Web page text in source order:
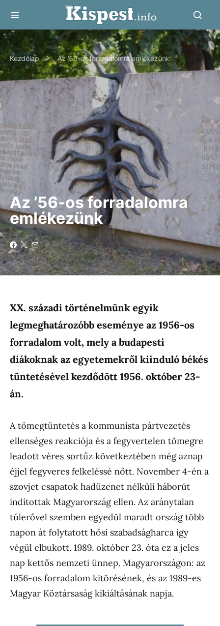
Kezdőlap Az ’56-os forradalomra emlékezünk
Az ’56-os forradalomra
emlékezünk
XX. századi történelmünk egyik
legmeghatározóbb eseménye az 1956-os
forradalom volt, mely a budapesti
diákoknak az egyetemekről kiinduló békés
tüntetésével kezdődött 1956. október 23-
án.
A tömegtüntetés a kommunista pártvezetés
ellenséges reakciója és a fegyvertelen tömegre
leadott véres sortűz következtében még aznap
éjjel fegyveres felkeléssé nőtt. November 4-én a
szovjet csapatok hadüzenet nélküli háborút
indítottak Magyarország ellen. Az aránytalan
túlerővel szemben egyedül maradt ország több
napon át folytatott hősi szabadságharca így
végül elbukott. 1989. október 23. óta ez a jeles
nap kettős nemzeti ünnep. Magyarországon: az
1956-os forradalom kitörésének, és az 1989-es
Magyar Köztársaság kikiáltásának napja.